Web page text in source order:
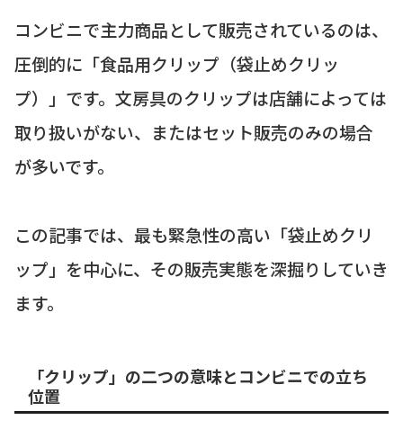
コンビニで主力商品として販売されているのは、
圧倒的に「食品用クリップ（袋止めクリッ
プ）」です。文房具のクリップは店舗によっては
取り扱いがない、またはセット販売のみの場合
が多いです。
この記事では、最も緊急性の高い「袋止めクリ
ップ」を中心に、その販売実態を深掘りしていき
ます。
「クリップ」の二つの意味とコンビニでの立ち
位置